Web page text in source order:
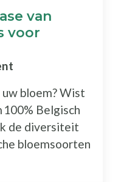
van
voor
bloem? Wist
Belgisch
de diversiteit
bloemsoorten